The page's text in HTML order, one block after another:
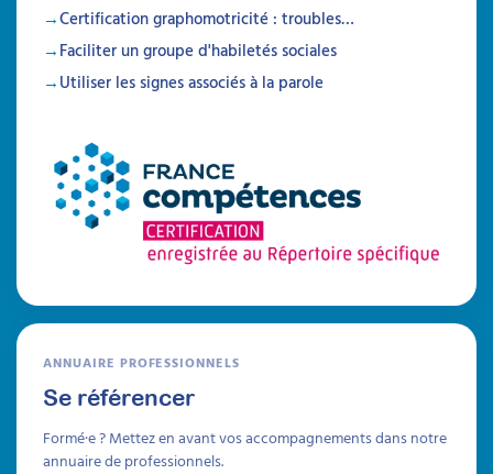
Certification graphomotricité : troubles…
Faciliter un groupe d'habiletés sociales
Utiliser les signes associés à la parole
ANNUAIRE PROFESSIONNELS
Se référencer
Formé·e ? Mettez en avant vos accompagnements dans notre
annuaire de professionnels.